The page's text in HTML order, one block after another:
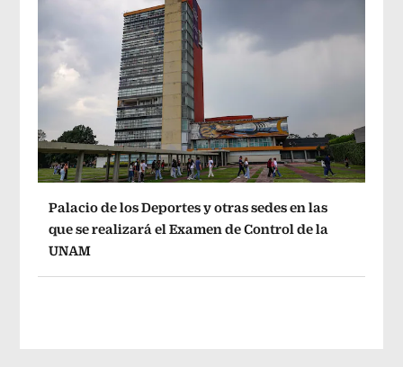
Palacio de los Deportes y otras sedes en las
que se realizará el Examen de Control de la
UNAM